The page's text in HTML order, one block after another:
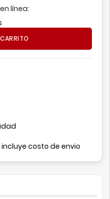
línea:
costo de envio